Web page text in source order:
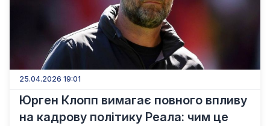
25.04.2026 19:01
Юрген Клопп вимагає повного впливу
на кадрову політику Реала: чим це